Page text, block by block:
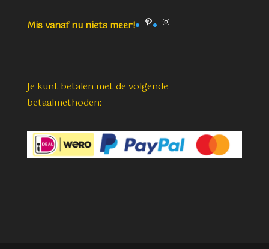
Mis vanaf nu niets meer! PinterestInstagram
Je kunt betalen met de volgende
betaalmethoden: